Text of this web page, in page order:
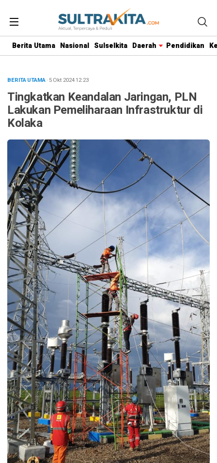
Berita Utama Nasional Sulselkita Daerah Pendidikan
BERITA UTAMA· 5 Okt 202412:23
Tingkatkan Keandalan Jaringan, PLN
Lakukan Pemeliharaan Infrastruktur di
Kolaka